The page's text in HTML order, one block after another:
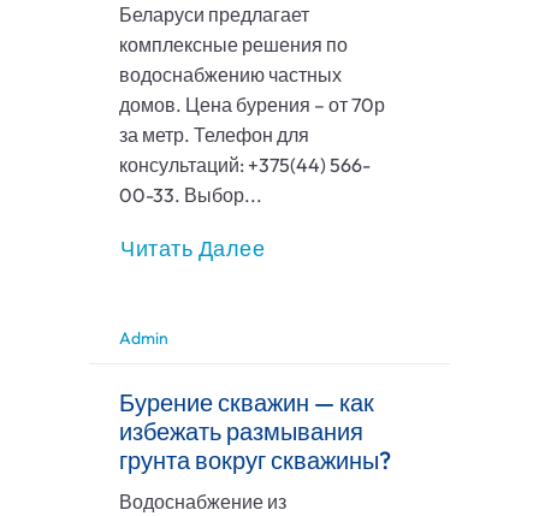
Беларуси предлагает
комплексные решения по
водоснабжению частных
домов. Цена бурения – от 70р
за метр. Телефон для
консультаций: +375(44) 566-
00-33. Выбор...
Читать Далее
Admin
Бурение скважин — как
избежать размывания
грунта вокруг скважины?
Водоснабжение из